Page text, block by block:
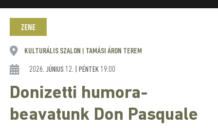
ZENE
KULTURÁLIS SZALON TAMÁSI ÁRON TEREM
2026. JÚNIUS 12. | PÉNTEK 19:00
Donizetti humora-
beavatunk Don Pasquale